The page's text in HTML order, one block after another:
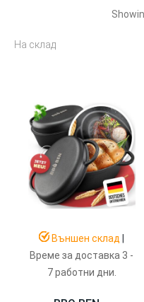
Външен склад
Време за доставка 3 -
7 работни дни.